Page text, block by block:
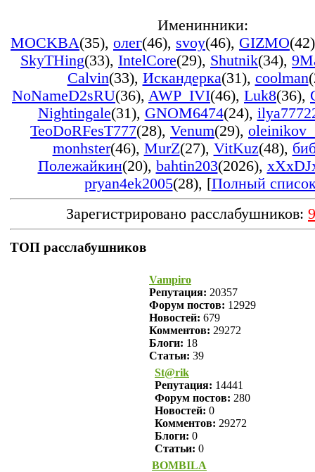
Именинники:
MOCKBA(35), олег(46), svoy(46), GIZMO(42)
SkyTHing(33), IntelCore(29), Shutnik(34),
Calvin(33), Искандерка(31), coolman
NoNameD2sRU(36), AWP_IVI(46), Luk8(36),
Nightingale(31), GNOM6474(24),
TeoDoRFesT777(28), Venum(29),
monhster(46), MurZ(27), VitKuz(48),
Полежайкин(20), bahtin203(2026),
pryan4ek2005(28), [Полный
Зарегистрировано расслабушников:
ТОП расслабушников
Vampiro
Репутация: 20357
Форум постов: 12929
Новостей: 679
Комментов: 29272
Блоги: 18
Статьи: 39
St@rik
Репутация: 14441
Форум постов: 280
Новостей: 0
Комментов: 29272
Блоги: 0
Статьи: 0
BOMBILA